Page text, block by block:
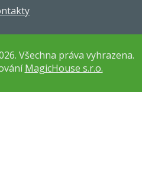
Všechna práva vyhrazena.
MagicHouse s.r.o.